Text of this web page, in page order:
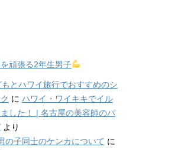
頑張る2年生男子
とハワイ旅行でおすすめのシ
に ハワイ・ワイキキでイル
した！ | 名古屋の美容師のパ
より
の子同士のケンカについて に